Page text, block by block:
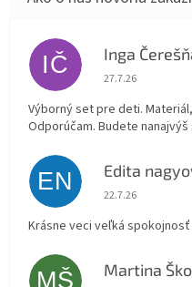
IČ Inga
Hodnotenie
27.7.26
Výborný set pre deti.
Odporúčam. Budete
EN Edita
Hodnotenie
22.7.26
Krásne veci veľká
MŠ Martina